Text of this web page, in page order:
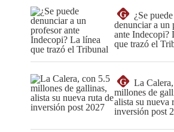
G
¿Se puede
denunciar a un
ante Indecopi?
que trazó el
G
La
millones de
alista su nueva
inversión post